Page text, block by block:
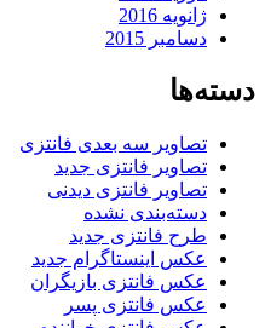
ژانویه 2016
دسامبر 2015
دسته‌ها
تصاویر سه بعدی فانتزی
تصاویر فانتزی جدید
تصاویر فانتزی دیدنی
دسته‌بندی نشده
طرح فانتزی جدید
عکس اینستاگرام جدید
عکس فانتزی بازیگران
عکس فانتزی پسر